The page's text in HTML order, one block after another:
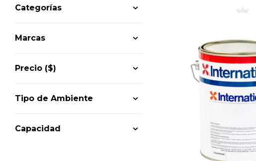
Categorías
Marcas
Precio ($)
Tipo de Ambiente
Capacidad